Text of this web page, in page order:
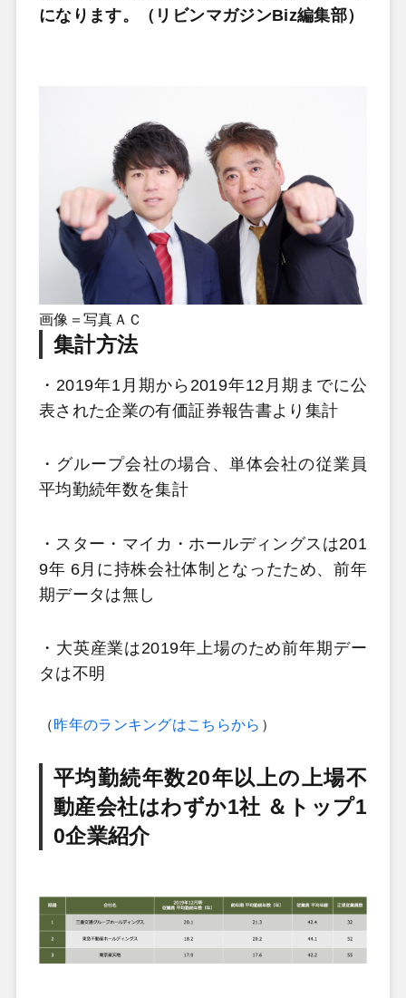
になります。（リビンマガジンBiz編集部）
画像＝写真ＡＣ
集計方法
・2019年1月期から2019年12月期までに公
表された企業の有価証券報告書より集計
・グループ会社の場合、単体会社の従業員
平均勤続年数を集計
・スター・マイカ・ホールディングスは201
9年 6月に持株会社体制となったため、前年
期データは無し
・大英産業は2019年上場のため前年期デー
タは不明
（昨年のランキングはこちらから ）
平均勤続年数20年以上の上場不
動産会社はわずか1社 ＆トップ1
0企業紹介